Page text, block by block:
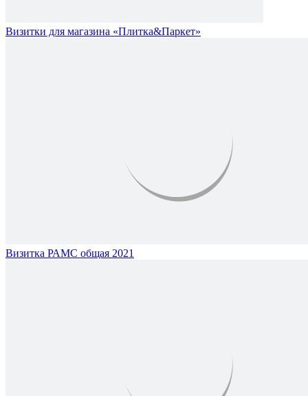
Визитки для магазина «Плитка&Паркет»
Визитка РАМС общая 2021